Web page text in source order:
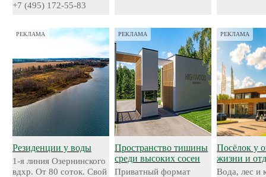
+7 (495) 172-55-83
РЕКЛАМА
Резиденции у воды
1-я линия Озернинского
вдхр. От 80 соток. Свой
РЕКЛАМА
Пространство тишины
среди высоких сосен
Приватный формат
РЕКЛАМА
Посёлок у
жизни и
Вода, лес и